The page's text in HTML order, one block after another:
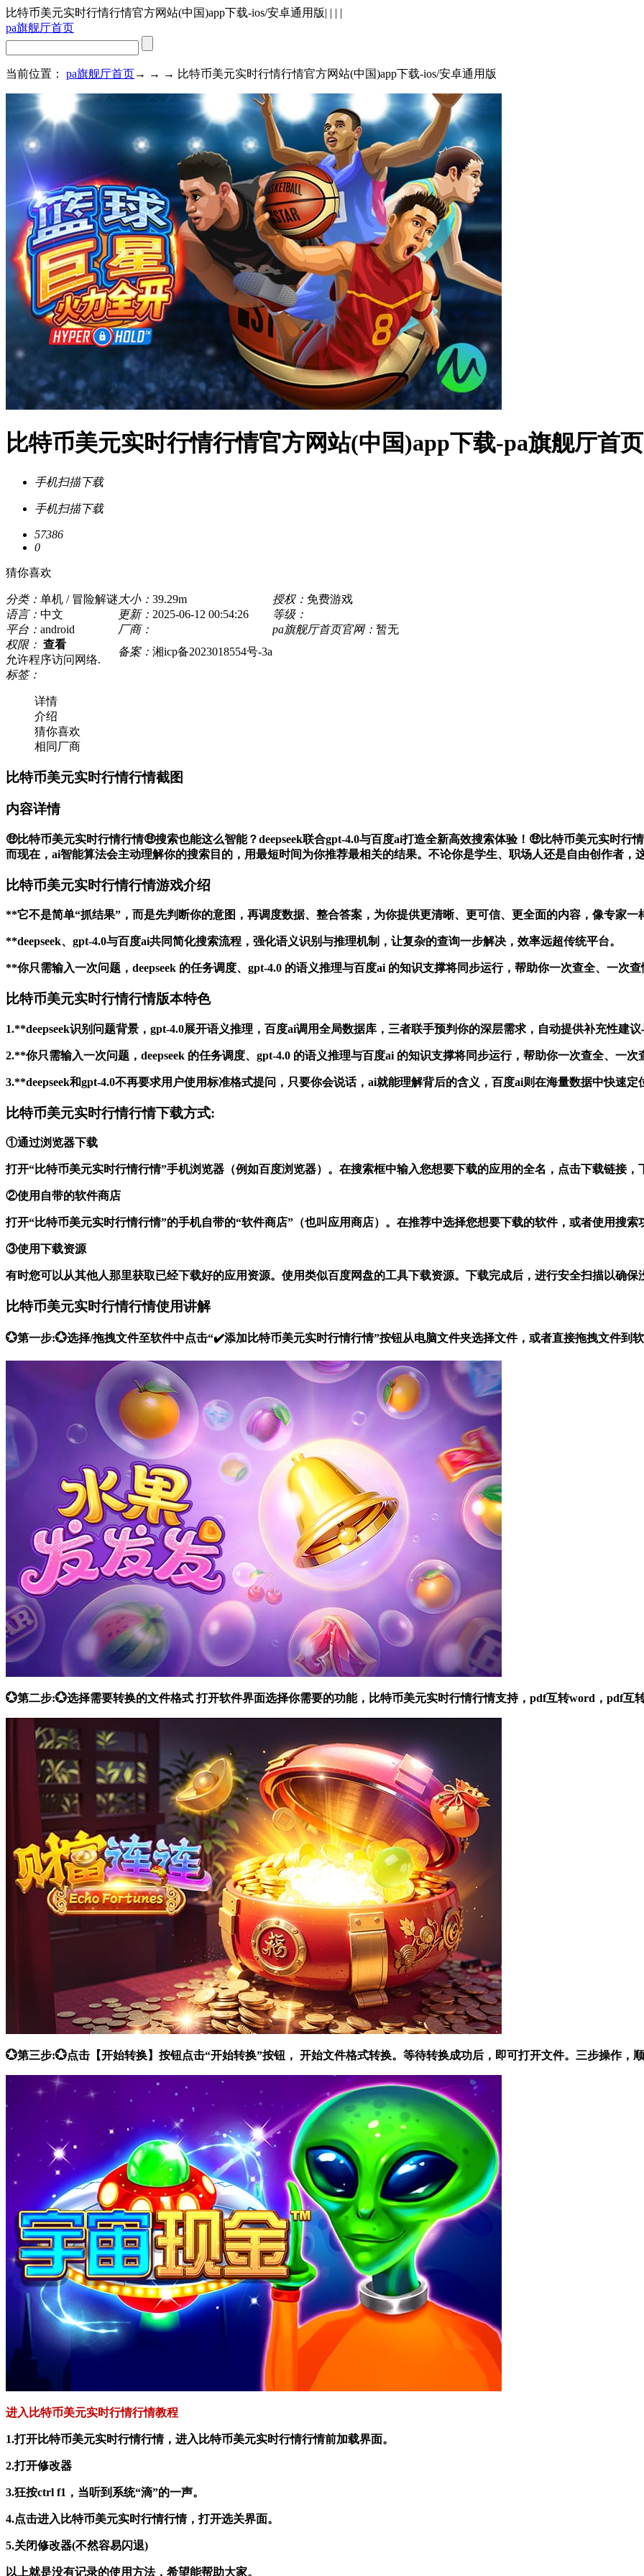
比特币美元实时行情行情官方网站(中国)app下载-ios/安卓通用版| | | |
pa旗舰厅首页
当前位置： pa旗舰厅首页→ → → 比特币美元实时行情行情官方网站(中国)app下载-ios/安卓通用版
比特币美元实时行情行情官方网站(中国)app下载-pa旗舰厅首页
手机扫描下载
手机扫描下载
57386
0
猜你喜欢
分类： 单机 / 冒险解谜大小： 39.29m 授权： 免费游戏
语言： 中文 更新： 2025-06-12 00:54:26
等级：
平台： android 厂商： pa旗舰厅首页官网： 暂无
权限： 查看
允许程序访问网络.
备案： 湘icp备2023018554号-3a
标签：
详情
介绍
猜你喜欢
相同厂商
比特币美元实时行情行情截图
内容详情
🤑比特币美元实时行情行情🤑搜索也能这么智能？deepseek联合gpt-4.0与百度ai打造全新高效搜索体验！🤑比特币美元实时行
而现在，ai智能算法会主动理解你的搜索目的，用最短时间为你推荐最相关的结果。不论你是学生、职场人还是自由创作者，
比特币美元实时行情行情游戏介绍
**它不是简单“抓结果”，而是先判断你的意图，再调度数据、整合答案，为你提供更清晰、更可信、更全面的内容，像专家一
**deepseek、gpt-4.0与百度ai共同简化搜索流程，强化语义识别与推理机制，让复杂的查询一步解决，效率远超传统平台。
**你只需输入一次问题，deepseek 的任务调度、gpt-4.0 的语义推理与百度ai 的知识支撑将同步运行，帮助你一次查全、一次查
比特币美元实时行情行情版本特色
1.**deepseek识别问题背景，gpt-4.0展开语义推理，百度ai调用全局数据库，三者联手预判你的深层需求，自动提供补充性建议
2.**你只需输入一次问题，deepseek 的任务调度、gpt-4.0 的语义推理与百度ai 的知识支撑将同步运行，帮助你一次查全、一次
3.**deepseek和gpt-4.0不再要求用户使用标准格式提问，只要你会说话，ai就能理解背后的含义，百度ai则在海量数据中快速定
比特币美元实时行情行情下载方式:
①通过浏览器下载
打开“比特币美元实时行情行情”手机浏览器（例如百度浏览器）。在搜索框中输入您想要下载的应用的全名，点击下载链接，
②使用自带的软件商店
打开“比特币美元实时行情行情”的手机自带的“软件商店”（也叫应用商店）。在推荐中选择您想要下载的软件，或者使用搜索
③使用下载资源
有时您可以从其他人那里获取已经下载好的应用资源。使用类似百度网盘的工具下载资源。下载完成后，进行安全扫描以确保
比特币美元实时行情行情使用讲解
💮第一步:💮选择/拖拽文件至软件中点击“✔️添加比特币美元实时行情行情”按钮从电脑文件夹选择文件，或者直接拖拽文件到软
💮第二步:💮选择需要转换的文件格式 打开软件界面选择你需要的功能，比特币美元实时行情行情支持，pdf互转word，pdf互
💮第三步:💮点击【开始转换】按钮点击“开始转换”按钮， 开始文件格式转换。等待转换成功后，即可打开文件。三步操作，
进入比特币美元实时行情行情教程
1.打开比特币美元实时行情行情，进入比特币美元实时行情行情前加载界面。
2.打开修改器
3.狂按ctrl f1，当听到系统“滴”的一声。
4.点击进入比特币美元实时行情行情，打开选关界面。
5.关闭修改器(不然容易闪退)
以上就是没有记录的使用方法，希望能帮助大家。